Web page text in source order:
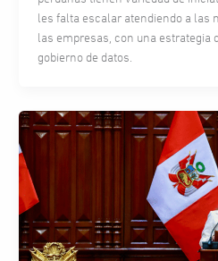
les falta escalar atendiendo a las
las empresas, con una estrategia
gobierno de datos.